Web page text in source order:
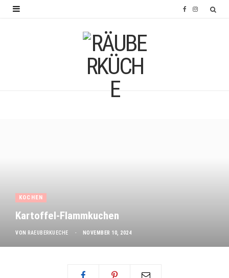
I
KOCHEN
Kartoffel-Flammkuchen
VON RAEUBERKUECHE NOVEMBER 10, 2024